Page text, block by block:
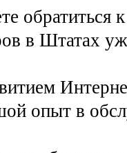
обратиться
в Штатах
опыт в